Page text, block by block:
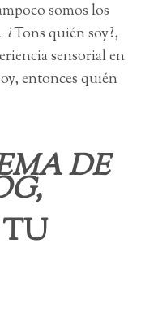
somos los
quién soy?,
sensorial en
entonces quién
DE